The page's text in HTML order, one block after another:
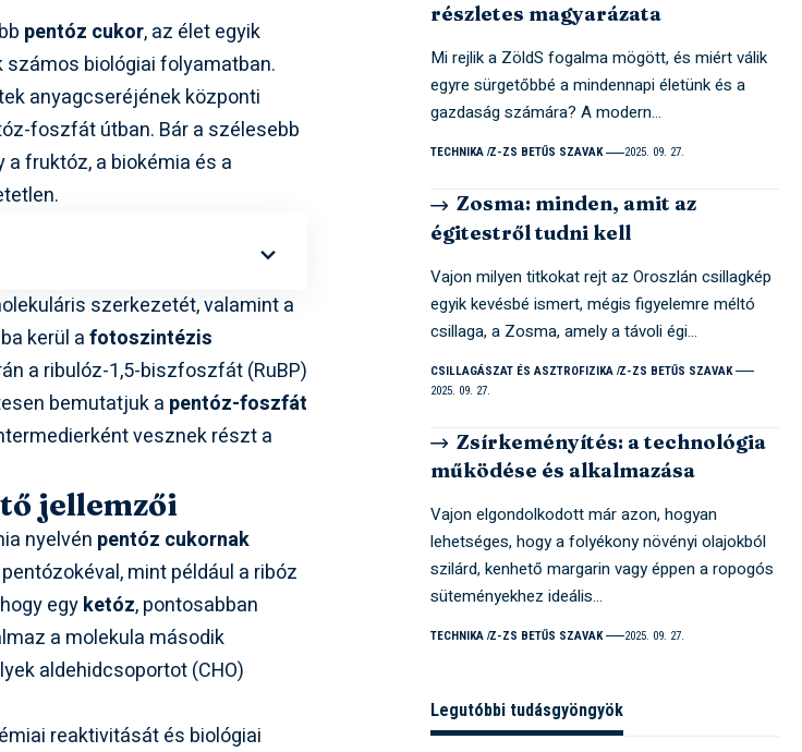
pentóz cukor, az élet egyik
biológiai folyamatban.
anyagcseréjének központi
foszfát útban. Bár a szélesebb
fruktóz, a biokémia és a
szerkezetét, valamint a
kerül afotoszintézis
a ribulóz-1,5-biszfoszfát (RuBP)
bemutatjuk a pentóz-foszfát
vesznek részt a
jellemzői
nyelvén pentóz cukornak
mint például a ribóz
egyketóz, pontosabban
a molekula második
aldehidcsoportot (CHO)
reaktivitását és biológiai
részletes magyarázata
Mi rejlik a ZöldS fogalma mögött, és miért válik
egyre sürgetőbbé a mindennapi életünk és a
gazdaság számára? A modern…
TECHNIKA Z-ZS BETŰS SZAVAK 2025. 09. 27.
Zosma: minden, amit az
égitestről tudni kell
Vajon milyen titkokat rejt az Oroszlán csillagkép
egyik kevésbé ismert, mégis figyelemre méltó
csillaga, a Zosma, amely a távoli égi…
CSILLAGÁSZAT ÉS ASZTROFIZIKA Z-ZS BETŰS SZAVAK
2025. 09. 27.
Zsírkeményítés: a technológia
működése és alkalmazása
Vajon elgondolkodott már azon, hogyan
lehetséges, hogy a folyékony növényi olajokból
szilárd, kenhető margarin vagy éppen a ropogós
süteményekhez ideális…
TECHNIKA Z-ZS BETŰS SZAVAK 2025. 09. 27.
Legutóbbi tudásgyöngyök